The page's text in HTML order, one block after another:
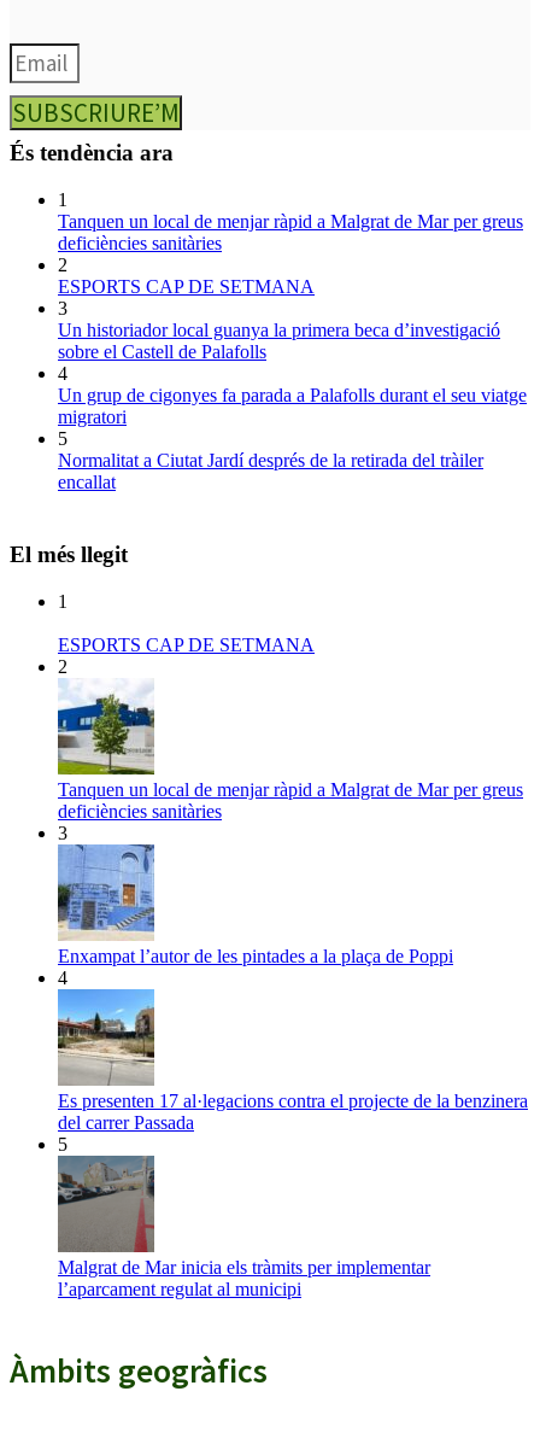
SUBSCRIURE’M
És tendència ara
1
Tanquen un local de menjar ràpid a Malgrat de Mar per greus
deficiències sanitàries
2
ESPORTS CAP DE SETMANA
3
Un historiador local guanya la primera beca d’investigació
sobre el Castell de Palafolls
4
Un grup de cigonyes fa parada a Palafolls durant el seu viatge
migratori
5
Normalitat a Ciutat Jardí després de la retirada del tràiler
encallat
El més llegit
1
ESPORTS CAP DE SETMANA
2
Tanquen un local de menjar ràpid a Malgrat de Mar per greus
deficiències sanitàries
3
Enxampat l’autor de les pintades a la plaça de Poppi
4
Es presenten 17 al·legacions contra el projecte de la benzinera
del carrer Passada
5
Malgrat de Mar inicia els tràmits per implementar
l’aparcament regulat al municipi
Àmbits geogràfics